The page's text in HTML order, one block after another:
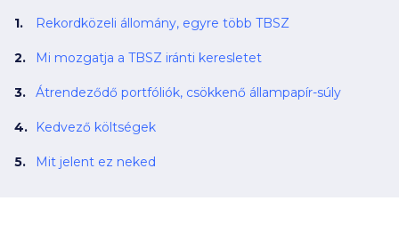
Rekordközeli állomány, egyre több TBSZ
Mi mozgatja a TBSZ iránti keresletet
Átrendeződő portfóliók, csökkenő állampapír-súly
Kedvező költségek
Mit jelent ez neked